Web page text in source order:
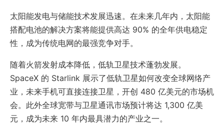
太阳能发电与储能技术发展迅速。在未来几年内，太阳能
搭配电池的解决方案将能提供高达 90% 的全年供电稳定
性，成为传统电网的最强竞争对手。
随着火箭发射成本降低，低轨卫星技术蓬勃发展。
SpaceX 的 Starlink 展示了低轨卫星如何改变全球网络产
业，未来手机可直接连接卫星，开创 480 亿美元的市场机
会。此外全球宽带与卫星通讯市场预计将达 1,300 亿美
元，成为未来 10 年内最具潜力的产业之一。